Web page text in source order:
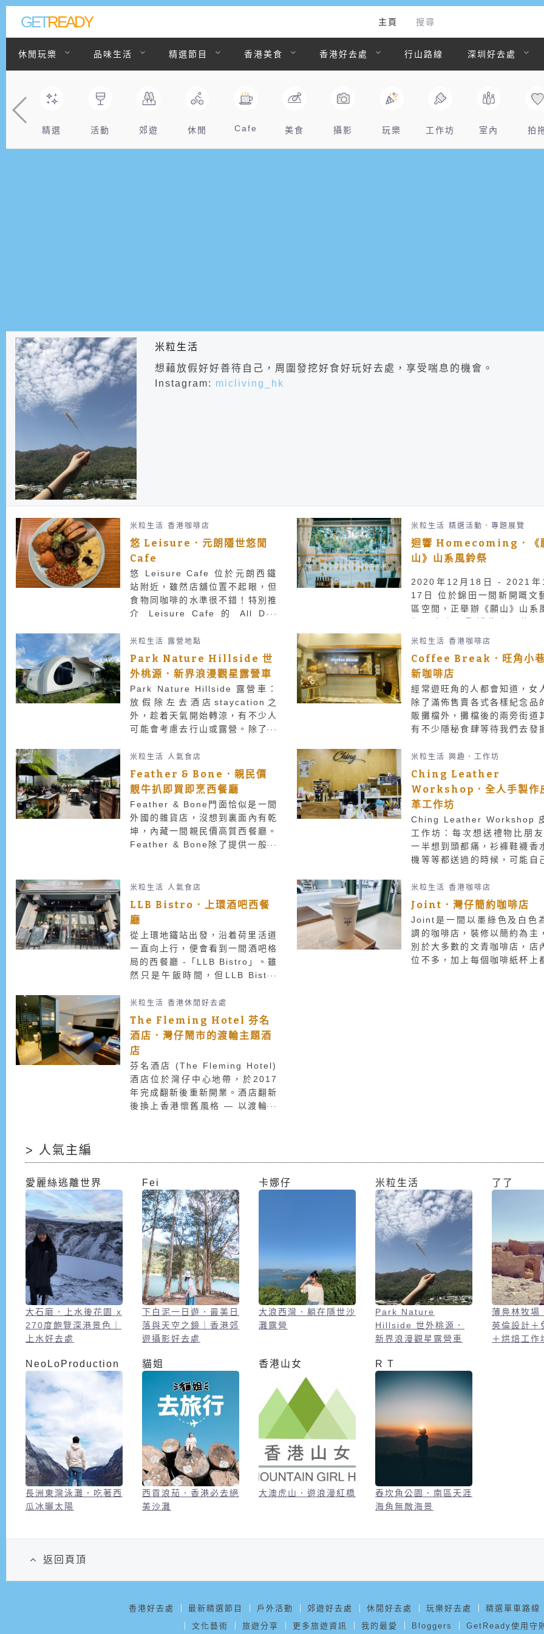
GETREADY 主頁 搜尋
休閒玩樂 品味生活 精選節目 香港美食 香港好去處 行山路線 深圳好去處
精選 活動 郊遊 休閒 Cafe 美食 攝影 玩樂 工作坊 室內 拍
米粒生活
想藉放假好好善待自己，周圍發挖好食好玩好去處，享受喘息的機會。
Instagram: micliving_hk
米粒生活 香港咖啡店
悠 Leisure．元朗隱世悠閒
Cafe
悠 Leisure Cafe 位於元朗西鐵
站附近，雖然店舖位置不起眼，但
食物同咖啡的水準很不錯！特別推
介 Leisure Cafe 的 All Day
值得一試！
米粒生活 精選活動．專題展覽
迴響 Homecoming．《
山》山系風鈴祭
2020年12月18日 ‑ 2021年
17日 位於錦田一間新開嘅文
區空間，正舉辦《願山》山系
間，由地舖、閣樓到天台，展
生畫。展覽期至2021年1
日，想打卡嘅朋友千祈唔好
啦！
米粒生活 露營地點
Park Nature Hillside 世
外桃源．新界浪漫觀星露營車
Park Nature Hillside 露營車：
放假除左去酒店staycation之
外，趁着天氣開始轉涼，有不少人
可能會考慮去行山或露營。除了扎
選擇，適合一班既想遠離繁囂，但
又怕熱怕蚊蟲的朋友。Park
Nature Hillside 世外桃源位於新
界北區打鼓嶺，附近一帶都是山區
及少量民居，勝在環境清幽，讓你
可暫時放下煩惱，好好享受一下大
自然的寧靜。
米粒生活 香港咖啡店
Coffee Break．旺角小
新咖啡店
經常遊旺角的人都會知道，女
除了滿佈售賣各式各樣紀念品
販攤檔外，攤檔後的兩旁街道
有不少隱秘食肆等待我們去發
兩個舖位，座位數目較多。食
準比想像中還要好，而且有多
品選擇。食完正餐不用轉地方
可以食埋甜品，可約三五知
聚！
米粒生活 人氣食店
Feather & Bone．親民價
靚牛扒即買即烹西餐廳
Feather & Bone門面恰似是一間
外國的雜貨店，沒想到裏面內有乾
坤，內藏一間親民價高質西餐廳。
Feather & Bone除了提供一般沙
選心水牛扒，有西冷、肉眼及近日
大熱的熟成牛(Dry-aged
Beef)，然後再給廚師烹調，給客
人別於一般西餐廳的新體驗。
米粒生活 興趣．工作坊
Ching Leather
Workshop．全人手製作
革工作坊
Ching Leather Workshop
工作坊：每次想送禮物比朋
一半想到頭都痛，衫褲鞋襪香
機等等都送過的時候，可能自
位於荔枝角的Ching
Workshop是一家主張全人手
DIY紙樣及材料都是全人手剪
可謂用心製作。
米粒生活 人氣食店
LLB Bistro．上環酒吧西餐
廳
從上環地鐵站出發，沿着荷里活道
一直向上行，便會看到一間酒吧格
局的西餐廳 -「LLB Bistro」。雖
然只是午飯時間，但LLB Bistro
的飯堂。
米粒生活 香港咖啡店
Joint．灣仔簡約咖啡店
Joint是一間以墨綠色及白色
調的咖啡店，裝修以簡約為主
別於大多數的文青咖啡店，店
位不多，加上每個咖啡紙杯上
米粒生活 香港休閒好去處
The Fleming Hotel 芬名
酒店．灣仔鬧市的渡輪主題酒
店
芬名酒店 (The Fleming Hotel)
酒店位於灣仔中心地帶，於2017
年完成翻新後重新開業。酒店翻新
後換上香港懷舊風格 — 以渡輪為
具都貫徹懷舊雅致的風格，彷彿時
光倒流身處於船艙，給客人一個難
忘的時光旅行。
> 人氣主編
愛麗絲逃離世界
大石磨．上水後花園 x
270度飽覽深港景色｜
上水好去處
Fei
下白泥一日遊．最美日
落與天空之鏡｜香港郊
遊攝影好去處
卡娜仔
大浪西灣．躺在隱世沙
灘露營
米粒生活
Park Nature
Hillside 世外桃源．
新界浪漫觀星露營車
了了
薄鳧林牧場
英倫設計＋
＋烘焙工作
NeoLoProduction
長洲東灣泳灘．吃著西
瓜冰曬太陽
貓姐
西貢浪茄．香港必去絕
美沙灘
香港山女
大澳虎山．遊浪漫紅橋
R T
舂坎角公園．南區天涯
海角無敵海景
返回頁頂
香港好去處 最新精選節目 戶外活動 郊遊好去處 休閒好去處 玩樂好去處 精選單車路線
文化藝術
旅遊分享 更多旅遊資訊 我的最愛 Bloggers GetReady使用守則